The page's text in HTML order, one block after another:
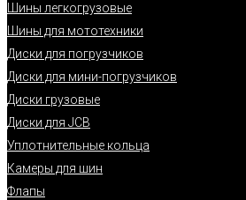
Шины легкогрузовые
Шины для мототехники
Диски для погрузчиков
Диски для мини-погрузчиков
Диски грузовые
Диски для JCB
Уплотнительные кольца
Камеры для шин
Флапы